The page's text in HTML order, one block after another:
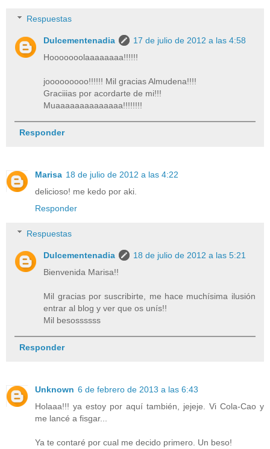
Respuestas
Dulcementenadia
17 de julio de 2012 a las 4:58
Hooooooolaaaaaaaa!!!!!!
jooooooooo!!!!!! Mil gracias Almudena!!!!
Graciiias por acordarte de mi!!!
Muaaaaaaaaaaaaaa!!!!!!!!
Responder
Marisa 18 de julio de 2012 a las 4:22
delicioso! me kedo por aki.
Responder
Respuestas
Dulcementenadia
18 de julio de 2012 a las 5:21
Bienvenida Marisa!!
Mil gracias por suscribirte, me hace muchísima ilusión
entrar al blog y ver que os unís!!
Mil besossssss
Responder
Unknown 6 de febrero de 2013 a las 6:43
Holaaa!!! ya estoy por aquí también, jejeje. Vi Cola-Cao y
me lancé a fisgar...
Ya te contaré por cual me decido primero. Un beso!